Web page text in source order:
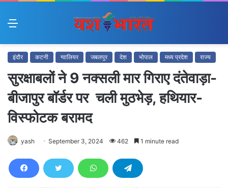
Menu
इंदौर कटनी ग्वालियर जबलपुर देश भोपाल मध्य प्रदेश राज्य
सुरक्षाबलों ने 9 नक्सली मार गिराए दंतेवाड़ा-
बीजापुर बॉर्डर पर चली मुठभेड़, हथियार-
विस्फोटक बरामद
yash September 3, 2024 462 1 minute read